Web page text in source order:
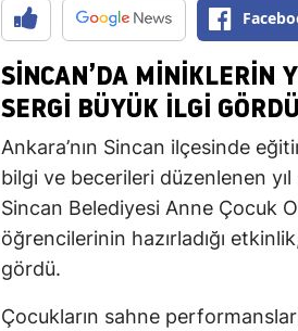
SINCAN’DA MINIKLERIN
SERGI BÜYÜK İLGI GÖRDÜ
Ankara’nın Sincan ilçesinde
bilgi ve becerileri düzenlenen
Sincan Belediyesi Anne Çocuk
öğrencilerinin hazırladığı
gördü.
Çocukların sahne